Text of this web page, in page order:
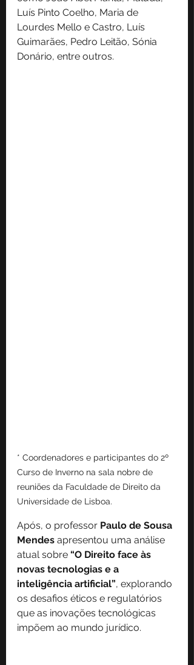
Luís Pinto Coelho, Maria de
Lourdes Mello e Castro, Luís
Guimarães, Pedro Leitão, Sónia
Donário, entre outros.
* Coordenadores e participantes do 2º
Curso de Inverno na sala nobre de
reuniões da Faculdade de Direito da
Universidade de Lisboa.
Após, o professor Paulo de Sousa
Mendes apresentou uma análise
atual sobre “O Direito face às
novas tecnologias e a
inteligência artificial”, explorando
os desafios éticos e regulatórios
que as inovações tecnológicas
impõem ao mundo jurídico.